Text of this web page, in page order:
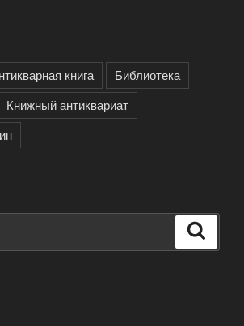
книга
Библиотека
Книжный антиквариат